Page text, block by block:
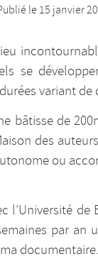
le15 janvier
se
variant
bâtisse de
des
ou
l’Université
par an
documentaire.